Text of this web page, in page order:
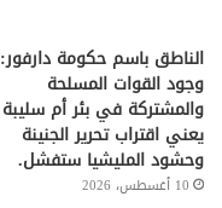
الناطق باسم حكومة دارفور:
وجود القوات المسلحة
والمشتركة في بئر أم سليبة
يعني اقتراب تحرير الجنينة
وحشود المليشيا ستفشل.
10 أغسطس، 2026